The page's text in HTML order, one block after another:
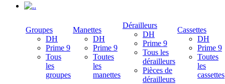
.
Groupes
DH
Prime 9
Tous
les
groupes
Manettes
DH
Prime 9
Toutes
les
manettes
Dérailleurs
DH
Prime 9
Tous les
dérailleurs
Pièces de
dérailleurs
Cassettes
DH
Prime 9
Toutes
les
cassettes